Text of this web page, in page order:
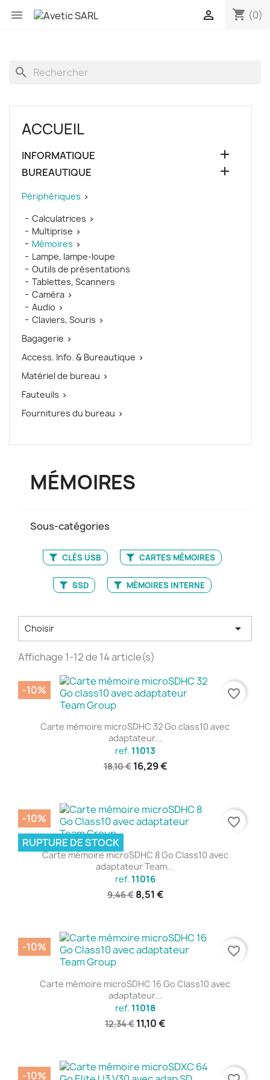
 shopping_cart (0)

search
ACCUEIL
INFORMATIQUE 
BUREAUTIQUE 
Périphériques 
Calculatrices 
Multiprise 
Mémoires 
Lampe, lampe-loupe
Outils de présentations
Tablettes, Scanners
Caméra 
Audio 
Claviers, Souris 
Bagagerie 
Access. Info. & Bureautique 
Matériel de bureau 
Fauteuils 
Fournitures du bureau 
MÉMOIRES
Sous-catégories
CLÉS USB CARTES MÉMOIRES
SSD MÉMOIRES INTERNE
Choisir 
Affichage 1-12 de 14 article(s)
Carte mémoire microSDHC 32 Go class10 avec
adaptateur...
ref. 11013
18,10 € 16,29 €
-10% favorite_border
Carte mémoire microSDHC 8 Go Class10 avec
adaptateur Team...
ref. 11016
9,46 € 8,51 €
-10%
RUPTURE DE STOCK
favorite_border
Carte mémoire microSDHC 16 Go Class10 avec
adaptateur...
ref. 11018
12,34 € 11,10 €
-10% favorite_border
-10%